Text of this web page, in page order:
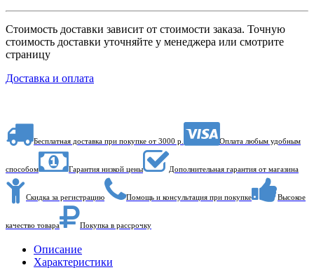
Стоимость доставки зависит от стоимости заказа. Точную
стоимость доставки уточняйте у менеджера или смотрите
страницу
Доставка и оплата
Бесплатная доставка при покупке от 3000 р. Оплата любым удобным
способом Гарантия низкой цены Дополнительная гарантия от магазина
Скидка за регистрацию Помощь и консультация при покупке Высокое
качество товара Покупка в рассрочку
Описание
Характеристики